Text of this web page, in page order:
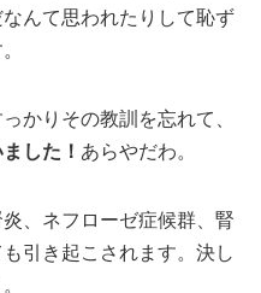
なんて思われたりして恥ず
かりその教訓を忘れて、
した！ あらやだわ。
、ネフローゼ症候群、腎
引き起こされます。決し